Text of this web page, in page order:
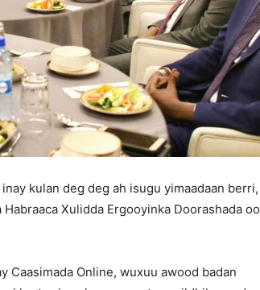
kulan deg deg ah isugu yimaadaan berri,
Xulidda Ergooyinka Doorashada oo
Caasimada Online, wuxuu awood badan